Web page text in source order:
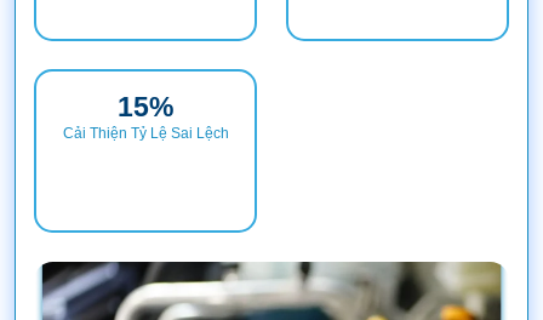
15%
Cải Thiện Tỷ Lệ Sai Lệch